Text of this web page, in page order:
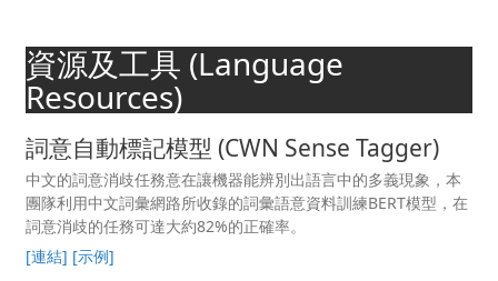
資源及工具 (Language
Resources)
詞意自動標記模型 (CWN Sense Tagger)
中文的詞意消歧任務意在讓機器能辨別出語言中的多義現象，本
團隊利用中文詞彙網路所收錄的詞彙語意資料訓練BERT模型，在
詞意消歧的任務可達大約82%的正確率。
[連結] [示例]